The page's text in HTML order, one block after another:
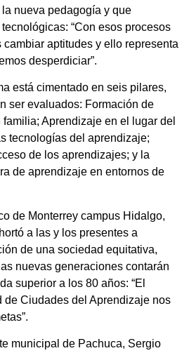
nueva pedagogía y que
“Con esos procesos
aptitudes y ello representa
desperdiciar”.
está cimentado en seis pilares,
ser evaluados: Formación de
Aprendizaje en el lugar del
tecnologías del aprendizaje;
de los aprendizajes; y la
de aprendizaje en entornos de
de Monterrey campus Hidalgo,
a las y los presentes a
de una sociedad equitativa,
nuevas generaciones contarán
superior a los 80 años: “El
de Ciudades del Aprendizaje nos
municipal de Pachuca, Sergio